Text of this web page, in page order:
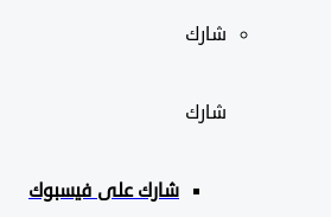
شارك
شارك علىفيسبوك